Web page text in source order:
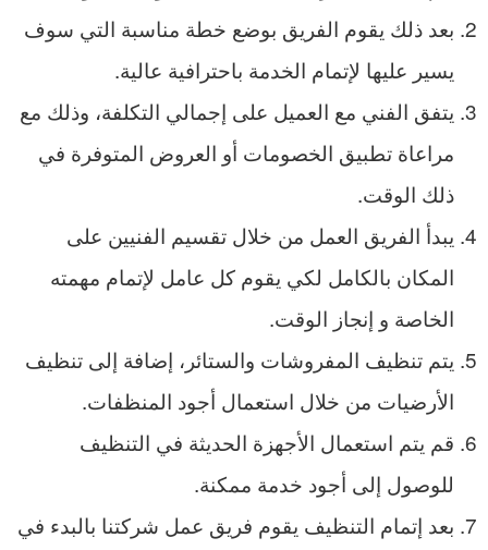
بعد ذلك يقوم الفريق بوضع خطة مناسبة التي سوف
يسير عليها لإتمام الخدمة باحترافية عالية.
يتفق الفني مع العميل على إجمالي التكلفة، وذلك مع
مراعاة تطبيق الخصومات أو العروض المتوفرة في
ذلك الوقت.
يبدأ الفريق العمل من خلال تقسيم الفنيين على
المكان بالكامل لكي يقوم كل عامل لإتمام مهمته
الخاصة و إنجاز الوقت.
يتم تنظيف المفروشات والستائر، إضافة إلى تنظيف
الأرضيات من خلال استعمال أجود المنظفات.
قم يتم استعمال الأجهزة الحديثة في التنظيف
للوصول إلى أجود خدمة ممكنة.
بعد إتمام التنظيف يقوم فريق عمل شركتنا بالبدء في